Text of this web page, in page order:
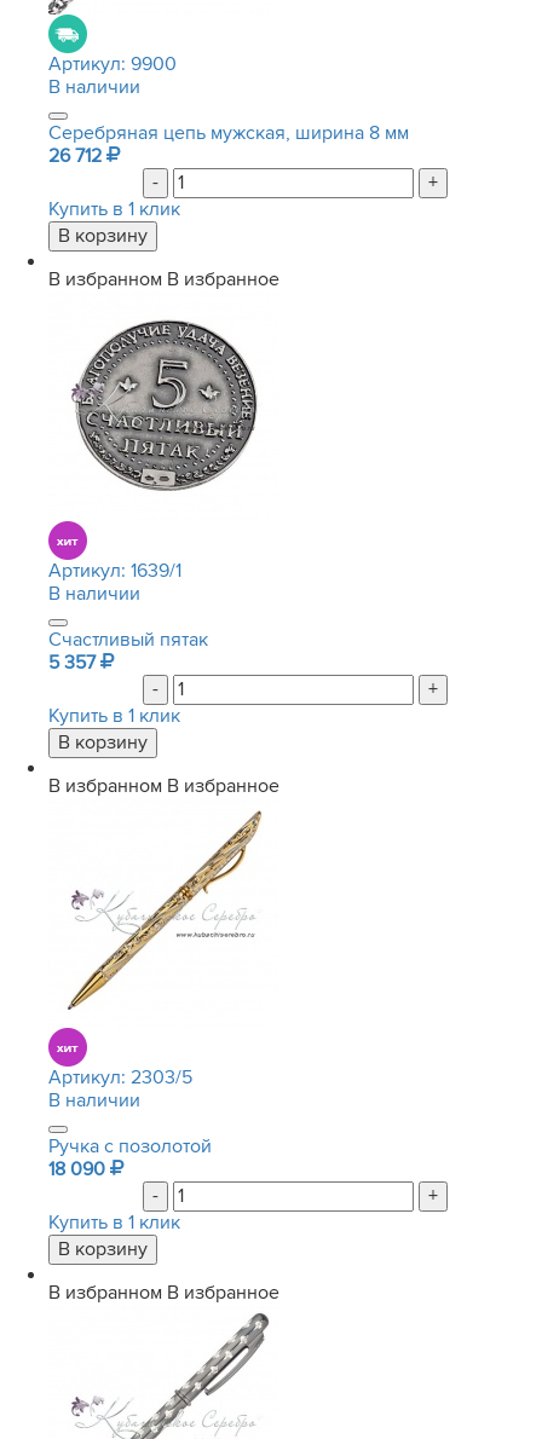
Артикул: 9900
В наличии
Серебряная цепь мужская, ширина 8 мм
26 712
-
+
Купить в 1 клик
В избранном В избранное
Артикул: 1639/1
В наличии
Счастливый пятак
5 357
-
+
Купить в 1 клик
В избранном В избранное
Артикул: 2303/5
В наличии
Ручка с позолотой
18 090
-
+
Купить в 1 клик
В избранном В избранное